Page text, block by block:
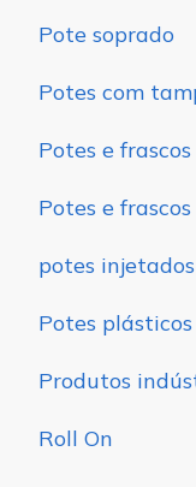
Pote soprado
Potes com
Potes e
Potes e
potes injetados
Potes plásticos
Produtos
Roll On